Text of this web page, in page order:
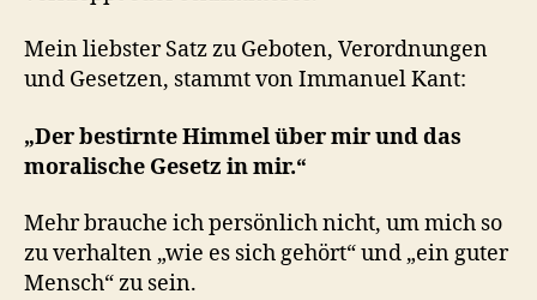
Mein liebster Satz zu Geboten, Verordnungen
und Gesetzen, stammt von Immanuel Kant:
„Der bestirnte Himmel über mir und das
moralische Gesetz in mir.“
Mehr brauche ich persönlich nicht, um mich so
zu verhalten „wie es sich gehört“ und „ein guter
Mensch“ zu sein.